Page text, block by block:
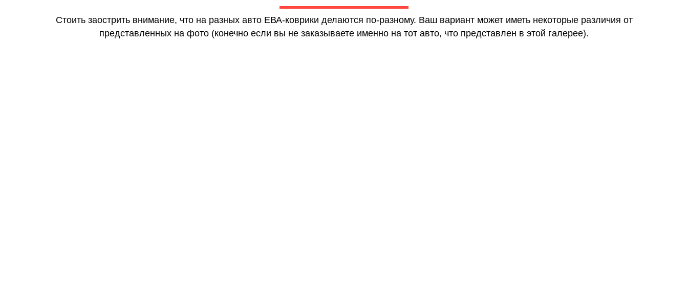
Стоить заострить внимание, что на разных авто ЕВА-коврики делаются по-разному. Ваш вариант может иметь некоторые различия от
представленных на фото (конечно если вы не заказываете именно на тот авто, что представлен в этой галерее).